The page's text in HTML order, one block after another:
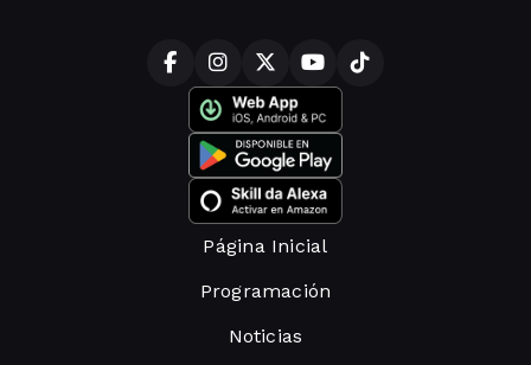
Página Inicial
Programación
Noticias